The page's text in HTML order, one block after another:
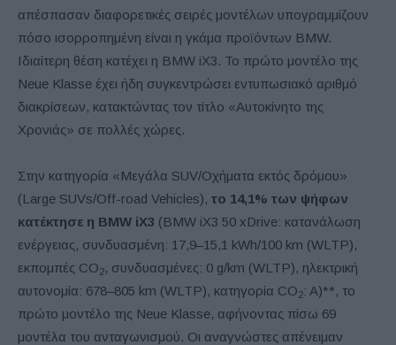
απέσπασαν διαφορετικές σειρές μοντέλων υπογραμμίζουν
πόσο ισορροπημένη είναι η γκάμα προϊόντων BMW.
Ιδιαίτερη θέση κατέχει η BMW iX3. Το πρώτο μοντέλο της
Neue Klasse έχει ήδη συγκεντρώσει εντυπωσιακό αριθμό
διακρίσεων, κατακτώντας τον τίτλο «Αυτοκίνητο της
Χρονιάς» σε πολλές χώρες.
Στην κατηγορία «Μεγάλα SUV/Οχήματα εκτός δρόμου»
(Large SUVs/Off-road Vehicles), το 14,1% των ψήφων
κατέκτησε η BMW iX3 (BMW iX3 50 xDrive: κατανάλωση
ενέργειας, συνδυασμένη: 17,9–15,1 kWh/100 km (WLTP),
εκπομπές CO2, συνδυασμένες: 0 g/km (WLTP), ηλεκτρική
αυτονομία: 678–805 km (WLTP), κατηγορία CO2: A)**, το
πρώτο μοντέλο της Neue Klasse, αφήνοντας πίσω 69
μοντέλα του ανταγωνισμού. Οι αναγνώστες απένειμαν